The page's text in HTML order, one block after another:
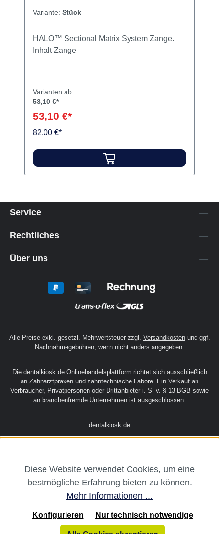
Variante: Stück
HALO™ Sectional Matrix System Zange.
Inhalt Zange
Varianten ab
53,10 €*
53,10 €*
82,00 €*
Service
Rechtliches
Über uns
Alle Preise exkl. gesetzl. Mehrwertsteuer zzgl. Versandkostenund ggf.
Nachnahmegebühren, wenn nicht anders angegeben.
Die dentalkiosk.de Onlinehandelsplattform richtet sich ausschließlich
an Zahnarztpraxen und zahntechnische Labore. Ein Verkauf an
Verbraucher, Privatpersonen oder Drittanbieter i. S. v. § 13 BGB sowie
an branchenfremde Unternehmen ist ausgeschlossen.
dentalkiosk.de
Diese Website verwendet Cookies, um eine
bestmögliche Erfahrung bieten zu können.
Mehr Informationen ...
Nur technisch notwendige
Konfigurieren